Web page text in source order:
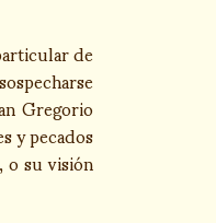
disminuir
el
volumen.
de
Gregorio
y pecados
su visión